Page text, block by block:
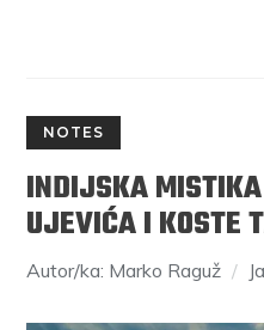
NOTES
INDIJSKA
UJEVIĆA I KOSTE
Autor/ka: Marko Raguž